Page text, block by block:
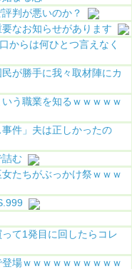
判が悪いのか？
なお知らせがあります
からは何ひとつ言えなく
が勝手に我々取材陣にカ
う職業を知るｗｗｗｗｗ
事件」夫は正しかったの
詰む
たちがぶっかけ祭ｗｗｗ
て1発目に回したらコレ
場ｗｗｗｗｗｗｗｗｗｗ